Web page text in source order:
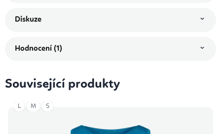
Diskuze
Hodnocení (1)
Související produkty
L M S